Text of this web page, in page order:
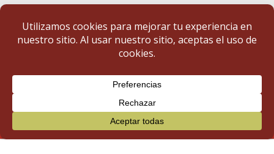
Portal de Transparencia | Diputación de Badajoz